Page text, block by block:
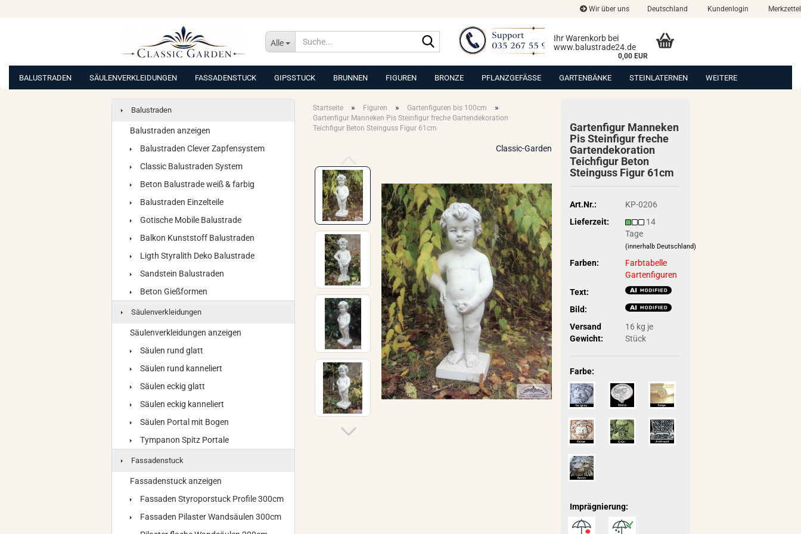
Wir über uns Deutschland Kundenlogin Merkzettel
Alle
Suche...
Ihr Warenkorb bei
www.balustrade24.de
0,00 EUR
BALUSTRADEN SÄULENVERKLEIDUNGEN FASSADENSTUCK GIPSSTUCK BRUNNEN FIGUREN BRONZE PFLANZGEFÄSSE GARTENBÄNKE STEINLATERNEN WEITERE
Startseite » Figuren » Gartenfiguren bis 100cm »
Gartenfigur Manneken Pis Steinfigur freche Gartendekoration
Teichfigur Beton Steinguss Figur 61cm
Classic-Garden
Gar­ten­fi­gur Man­ne­ken
Pis Stein­fi­gur fre­che
Gar­ten­de­ko­ra­ti­on
Teich­fi­gur Beton
Stein­guss Figur 61cm
Art.Nr.:
KP-0206
Lieferzeit:
14
Tage
(innerhalb Deutschland)
Farben:
Farbtabelle
Gartenfiguren
Text:
Bild:
Versand
Gewicht:
16 kg je
Stück
Farbe:
Imprägnierung:
Balustraden
Balustraden anzeigen
Balustraden Clever Zapfensystem
Classic Balustraden System
Beton Balustrade weiß & farbig
Balustraden Einzelteile
Gotische Mobile Balustrade
Balkon Kunststoff Balustraden
Ligth Styralith Deko Balustrade
Sandstein Balustraden
Beton Gießformen
Säulenverkleidungen
Säulenverkleidungen anzeigen
Säulen rund glatt
Säulen rund kanneliert
Säulen eckig glatt
Säulen eckig kanneliert
Säulen Portal mit Bogen
Tympanon Spitz Portale
Fassadenstuck
Fassadenstuck anzeigen
Fassaden Styroporstuck Profile 300cm
Fassaden Pilaster Wandsäulen 300cm